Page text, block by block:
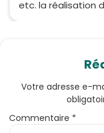
etc. la réalisation
Votre adresse e-
Commentaire *